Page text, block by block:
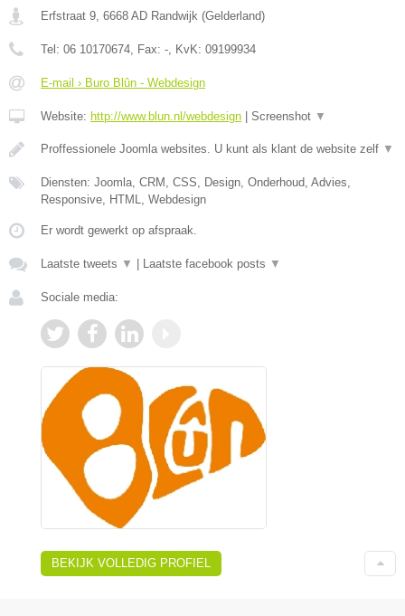
Erfstraat 9 6668 AD Randwijk (Gelderland)
Tel: 06 10170674 , Fax: - , KvK: 09199934
E-mail › Buro Blûn - Webdesign
Website: http://www.blun.nl/webdesign Screenshot ▼
Proffessionele Joomla websites. U kunt als klant de website zelf ▼
Diensten: Joomla, CRM, CSS, Design, Onderhoud, Advies,
Responsive, HTML, Webdesign
Er wordt gewerkt op afspraak.
Laatste tweets ▼ Laatste facebook posts ▼
Sociale media:
BEKIJK VOLLEDIG PROFIEL